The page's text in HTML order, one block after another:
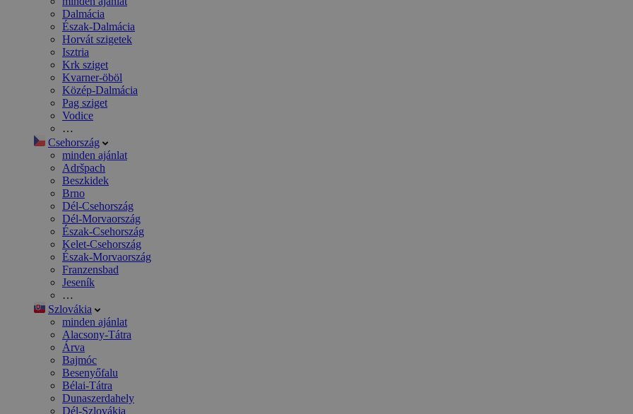
Dalmácia
Észak-Dalmácia
Horvát szigetek
Isztria
Krk sziget
Kvarner-öböl
Közép-Dalmácia
Pag sziget
Vodice
…
Csehország
minden ajánlat
Adršpach
Beszkidek
Brno
Dél-Csehország
Dél-Morvaország
Észak-Csehország
Kelet-Csehország
Észak-Morvaország
Franzensbad
Jeseník
…
Szlovákia
minden ajánlat
Alacsony-Tátra
Árva
Bajmóc
Besenyőfalu
Bélai-Tátra
Dunaszerdahely
Dél-Szlovákia